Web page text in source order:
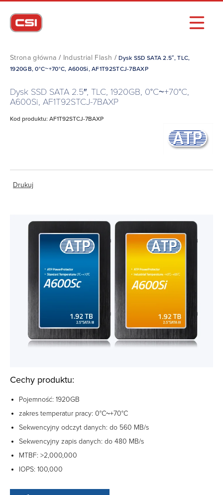
Strona główna / Industrial Flash /Dysk SSD SATA 2.5″, TLC,
1920GB, 0°C~+70°C, A600Si, AF1T92STCJ-7BAXP
Dysk SSD SATA 2.5″, TLC, 1920GB, 0°C~+70°C,
A600Si, AF1T92STCJ-7BAXP
Kod produktu: AF1T92STCJ-7BAXP
Drukuj
Cechy produktu:
Pojemność: 1920GB
zakres temperatur pracy: 0°C~+70°C
Sekwencyjny odczyt danych: do 560 MB/s
Sekwencyjny zapis danych: do 480 MB/s
MTBF: >2,000,000
IOPS: 100,000